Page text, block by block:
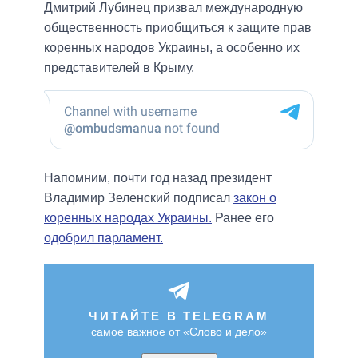
Дмитрий Лубинец призвал международную
общественность приобщиться к защите прав
коренных народов Украины, а особенно их
представителей в Крыму.
Напомним, почти год назад президент
Владимир Зеленский подписал закон о
коренных народах Украины. Ранее его
одобрил парламент.
ЧИТАЙТЕ В TELEGRAM
самое важное от «Слово и дело»